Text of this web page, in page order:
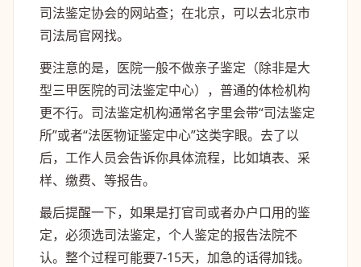
司法鉴定协会的网站查；在北京，可以去北京市
司法局官网找。
要注意的是，医院一般不做亲子鉴定（除非是大
型三甲医院的司法鉴定中心），普通的体检机构
更不行。司法鉴定机构通常名字里会带“司法鉴定
所”或者“法医物证鉴定中心”这类字眼。去了以
后，工作人员会告诉你具体流程，比如填表、采
样、缴费、等报告。
最后提醒一下，如果是打官司或者办户口用的鉴
定，必须选司法鉴定，个人鉴定的报告法院不
认。整个过程可能要7-15天，加急的话得加钱。